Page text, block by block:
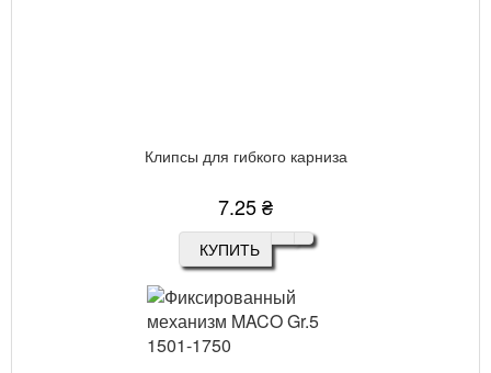
Клипсы для гибкого карниза
7.25 ₴
КУПИТЬ